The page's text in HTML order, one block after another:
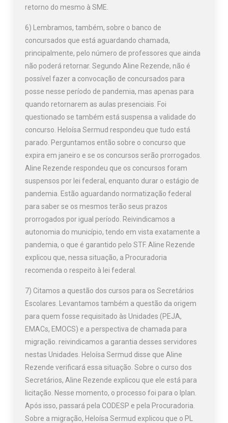
retorno do mesmo à SME.
6) Lembramos, também, sobre o banco de
concursados que está aguardando chamada,
principalmente, pelo número de professores que ainda
não poderá retornar. Segundo Aline Rezende, não é
possível fazer a convocação de concursados para
posse nesse período de pandemia, mas apenas para
quando retornarem as aulas presenciais. Foi
questionado se também está suspensa a validade do
concurso. Heloísa Sermud respondeu que tudo está
parado. Perguntamos então sobre o concurso que
expira em janeiro e se os concursos serão prorrogados.
Aline Rezende respondeu que os concursos foram
suspensos por lei federal, enquanto durar o estágio de
pandemia. Estão aguardando normatização federal
para saber se os mesmos terão seus prazos
prorrogados por igual período. Reivindicamos a
autonomia do município, tendo em vista exatamente a
pandemia, o que é garantido pelo STF. Aline Rezende
explicou que, nessa situação, a Procuradoria
recomenda o respeito à lei federal.
7) Citamos a questão dos cursos para os Secretários
Escolares. Levantamos também a questão da origem
para quem fosse requisitado às Unidades (PEJA,
EMACs, EMOCS) e a perspectiva de chamada para
migração. reivindicamos a garantia desses servidores
nestas Unidades. Heloísa Sermud disse que Aline
Rezende verificará essa situação. Sobre o curso dos
Secretários, Aline Rezende explicou que ele está para
licitação. Nesse momento, o processo foi para o Iplan.
Após isso, passará pela CODESP e pela Procuradoria.
Sobre a migração, Heloísa Sermud explicou que o PL